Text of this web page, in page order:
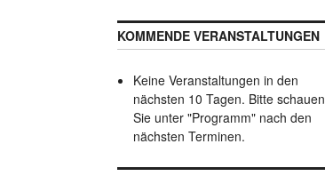
KOMMENDE VERANSTALTUNGEN
Keine Veranstaltungen in den
nächsten 10 Tagen. Bitte schauen
Sie unter "Programm" nach den
nächsten Terminen.